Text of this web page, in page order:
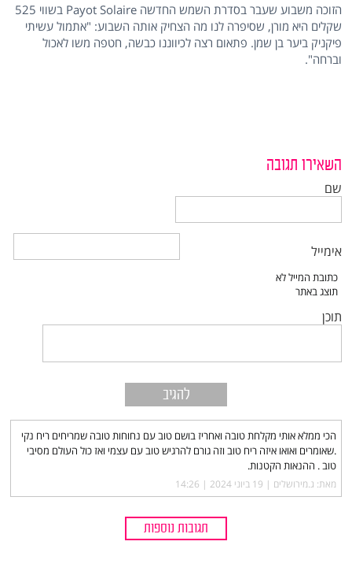
הזוכה משבוע שעבר בסדרת השמש החדשה Payot Solaire בשווי 525
שקלים היא מורן, שסיפרה לנו מה הצחיק אותה השבוע: "אתמול עשיתי
פיקניק ביער בן שמן. פתאום רצה לכיווננו כבשה, חטפה משו לאכול
וברחה".
השאירו תגובה
שם
אימייל
תוכן
הכי ממלא אותי מקלחת טובה ואחריז בושם טוב עם נחוחות טובה שמריחים ריח נקי
.שאומרים ואואו איזה ריח טוב וזה גורם להרגיש טוב עם עצמי ואז כול העולם מסיבי
טוב . ההנאות הקטנות.
מאת: ג.מירושלים |‏ 19 ביוני 2024 | 14:26
תגובות נוספות